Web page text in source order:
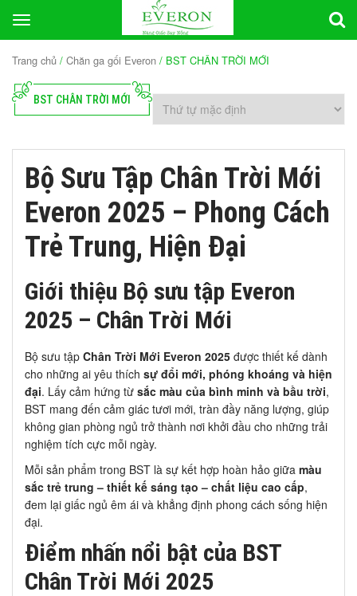
Toggle
navigation
Trang chủ / Chăn ga gối Everon / BST CHÂN TRỜI MỚI
BST CHÂN TRỜI MỚI
Bộ Sưu Tập Chân Trời Mới
Everon 2025 – Phong Cách
Trẻ Trung, Hiện Đại
Giới thiệu Bộ sưu tập Everon
2025 – Chân Trời Mới
Bộ sưu tập Chân Trời Mới Everon 2025 được thiết kế dành
cho những ai yêu thích sự đổi mới, phóng khoáng và hiện
đại. Lấy cảm hứng từ sắc màu của bình minh và bầu trời,
BST mang đến cảm giác tươi mới, tràn đầy năng lượng, giúp
không gian phòng ngủ trở thành nơi khởi đầu cho những trải
nghiệm tích cực mỗi ngày.
Mỗi sản phẩm trong BST là sự kết hợp hoàn hảo giữa màu
sắc trẻ trung – thiết kế sáng tạo – chất liệu cao cấp,
đem lại giấc ngủ êm ái và khẳng định phong cách sống hiện
đại.
Điểm nhấn nổi bật của BST
Chân Trời Mới 2025